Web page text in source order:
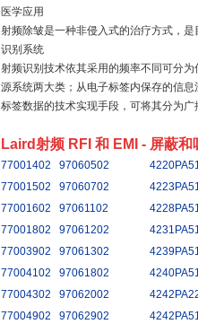
医学应用
射频除皱是一种非侵入式的治疗方式，
识别系统
射频识别技术依其采用的频率不同可分
源系统两大类；从电子标签内保存的信
标签数据的技术实现手段，可将其分为广
Laird射频 RFI 和 EMI - 屏蔽和
77001402 97060502
77001502
97060702
77001602
97061102
77001802
97061202
77003902
97061302
77004102
97061802
77004302
97062002
77004902
97062902